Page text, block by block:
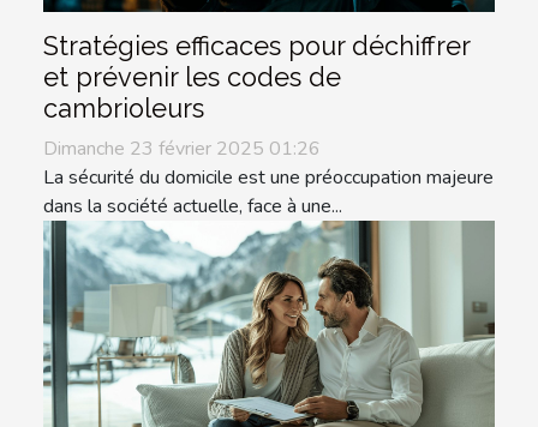
Stratégies efficaces pour déchiffrer
et prévenir les codes de
cambrioleurs
Dimanche 23 février 2025 01:26
La sécurité du domicile est une préoccupation majeure
dans la société actuelle, face à une...